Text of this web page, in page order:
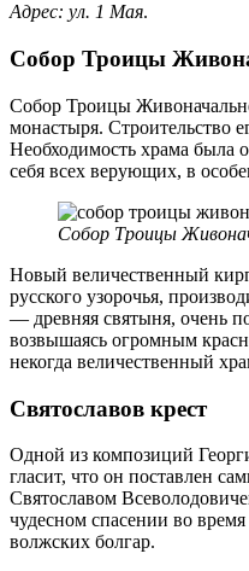
Адрес: ул. 1 Мая.
Собор Троицы
Собор Троицы
монастыря. Строительство
Необходимость храма была
себя всех верующих, в
Собор Троицы
Новый величественный
русского узорочья,
— древняя святыня, очень
возвышаясь огромным
некогда величественный
Святославов крест
Одной из композиций
гласит, что он поставлен
Святославом
чудесном спасении во
волжских болгар.